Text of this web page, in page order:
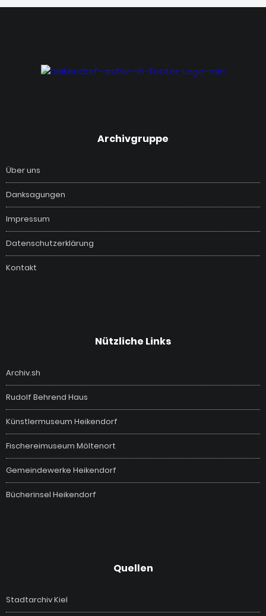
‎Archivgruppe
Über uns
Danksagungen
Impressum
Datenschutzerklärung
Kontakt
Nützliche Links
Archiv.sh
Rudolf Behrend Haus
Künstlermuseum Heikendorf
Fischereimuseum Möltenort
Gemeindewerke Heikendorf
Bücherinsel Heikendorf
Quellen
Stadtarchiv Kiel